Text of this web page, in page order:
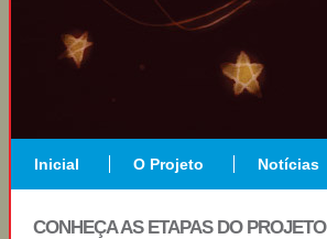
Inicial O Projeto Notícias
CONHEÇA AS ETAPAS DO PROJETO